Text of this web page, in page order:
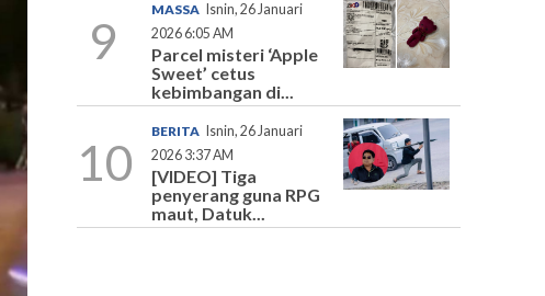
9
MASSA
Isnin, 26 Januari
2026 6:05 AM
Parcel misteri ‘Apple
Sweet’ cetus
kebimbangan di...
10
BERITA
Isnin, 26 Januari
2026 3:37 AM
[VIDEO] Tiga
penyerang guna RPG
maut, Datuk...